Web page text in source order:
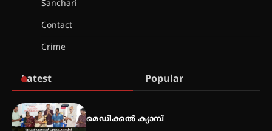
സാധ്യത ഇരിങ്ങാലക്കുടയിൽ 4.4
മില്ലി മീറ്റർ മഴ ലഭിച്ചു
Sanchari
Contact
Crime
Latest Popular
മെഡിക്കൽ ക്യാമ്പ്